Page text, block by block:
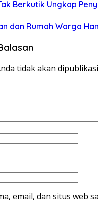
Berkutik Ungkap
dan Rumah Warga
tidak akan
email, dan situs web